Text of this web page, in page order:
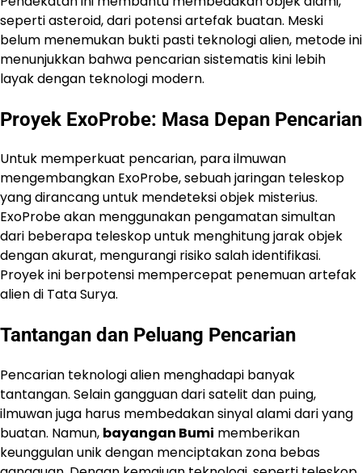
seperti asteroid, dari potensi artefak buatan. Meski
belum menemukan bukti pasti teknologi alien, metode ini
menunjukkan bahwa pencarian sistematis kini lebih
layak dengan teknologi modern.
Proyek ExoProbe: Masa Depan Pencarian
Untuk memperkuat pencarian, para ilmuwan
mengembangkan ExoProbe, sebuah jaringan teleskop
yang dirancang untuk mendeteksi objek misterius.
ExoProbe akan menggunakan pengamatan simultan
dari beberapa teleskop untuk menghitung jarak objek
dengan akurat, mengurangi risiko salah identifikasi.
Proyek ini berpotensi mempercepat penemuan artefak
alien di Tata Surya.
Tantangan dan Peluang Pencarian
Pencarian teknologi alien menghadapi banyak
tantangan. Selain gangguan dari satelit dan puing,
ilmuwan juga harus membedakan sinyal alami dari yang
buatan. Namun, bayangan Bumi memberikan
keunggulan unik dengan menciptakan zona bebas